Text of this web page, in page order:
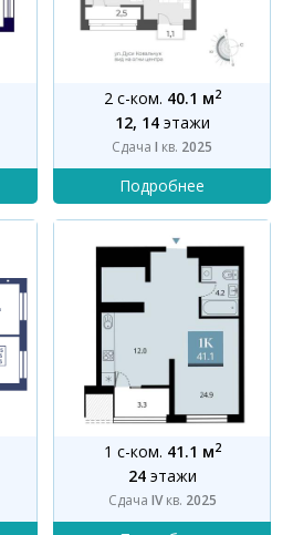
2 с-ком. 40.1 м2
12, 14этажи
Сдача I кв. 2025
1 с-ком. 41.1 м2
24этажи
Сдача IVкв. 2025